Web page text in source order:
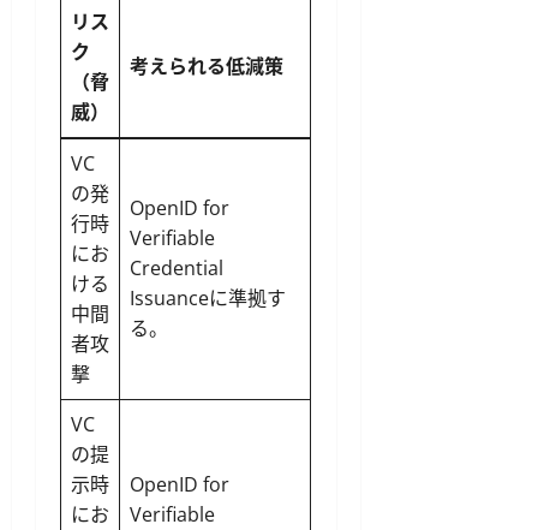
リス
ク
（脅
威）
考えられる低減策
VC
の発
行時
にお
ける
中間
者攻
撃
OpenID for
Verifiable
Credential
Issuanceに準拠す
る。
VC
の提
示時
にお
OpenID for
Verifiable